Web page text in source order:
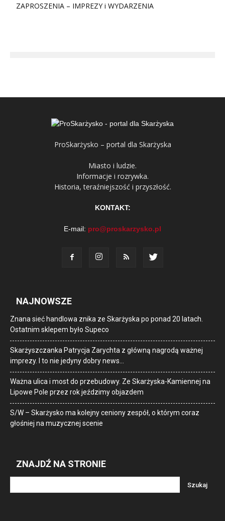
ZAPROSZENIA – IMPREZY i WYDARZENIA
ProSkarżysko – portal dla Skarżyska
Miasto i ludzie.
Informacje i rozrywka.
Historia, teraźniejszość i przyszłość.
KONTAKT:
E-mail: pro@proskarzysko.pl
NAJNOWSZE
Znana sieć handlowa znika ze Skarżyska po ponad 20 latach.
Ostatnim sklepem było Supeco
Skarżyszczanka Patrycja Zarychta z główną nagrodą ważnej
imprezy. I to nie jedyny dobry news…
Ważna ulica i most do przebudowy. Ze Skarżyska-Kamiennej na
Lipowe Pole przez rok jeździmy objazdem
S/W – Skarżysko ma kolejny ceniony zespół, o którym coraz
głośniej na muzycznej scenie
ZNAJDŹ NA STRONIE